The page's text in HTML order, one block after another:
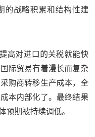
的战略积累和结构性建
高对进口的关税就能快
际贸易有着漫长而复杂
购商转移生产成本，全
本内部化了。最终结果
预期被持续调低。